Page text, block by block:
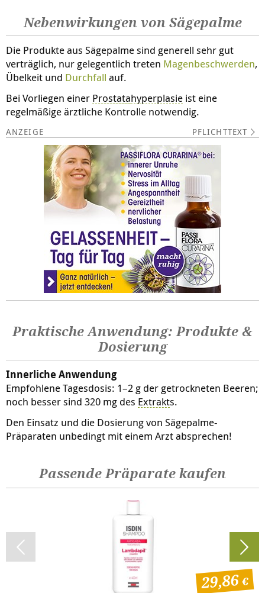
Nebenwirkungen von Sägepalme
Die Produkte aus Sägepalme sind generell sehr gut
verträglich, nur gelegentlich treten Magenbeschwerden,
Übelkeit und Durchfall auf.
Bei Vorliegen einer Prostatahyperplasie ist eine
regelmäßige ärztliche Kontrolle notwendig.
PFLICHTTEXT
Praktische Anwendung: Produkte &
Dosierung
Innerliche Anwendung
Empfohlene Tagesdosis: 1–2 g der getrockneten Beeren;
noch besser sind 320 mg des Extrakts.
Den Einsatz und die Dosierung von Sägepalme-
Präparaten unbedingt mit einem Arzt absprechen!
Passende Präparate kaufen
29,86